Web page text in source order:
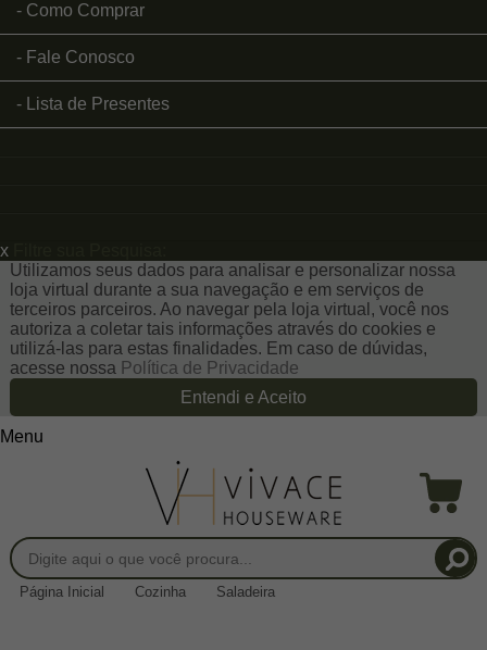
Como Comprar
Fale Conosco
Lista de Presentes
x
Utilizamos seus dados para analisar e personalizar nossa
loja virtual durante a sua navegação e em serviços de
terceiros parceiros. Ao navegar pela loja virtual, você nos
autoriza a coletar tais informações através do cookies e
utilizá-las para estas finalidades. Em caso de dúvidas,
acesse nossa Política de Privacidade
Entendi e Aceito
Menu
Página Inicial Cozinha Saladeira